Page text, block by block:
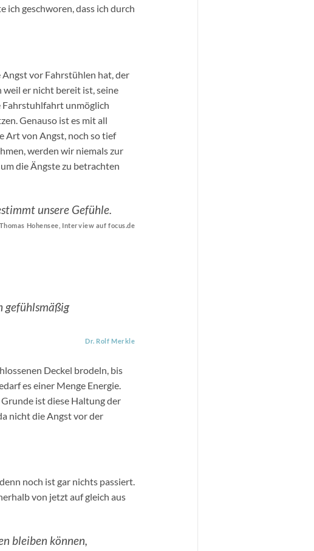
ich geschworen, dass ich durch
vor Fahrstühlen hat, der
er nicht bereit ist, seine
Fahrstuhlfahrt unmöglich
Genauso ist es mit all
Art von Angst, noch so tief
werden wir niemals zur
die Ängste zu betrachten
unsere Gefühle.
Hohensee, Interview auf focus.de
gefühlsmäßig
Dr. Rolf Merkle
Deckel brodeln, bis
es einer Menge Energie.
ist diese Haltung der
nicht die Angst vor der
noch ist gar nichts passiert.
von jetzt auf gleich aus
bleiben können,